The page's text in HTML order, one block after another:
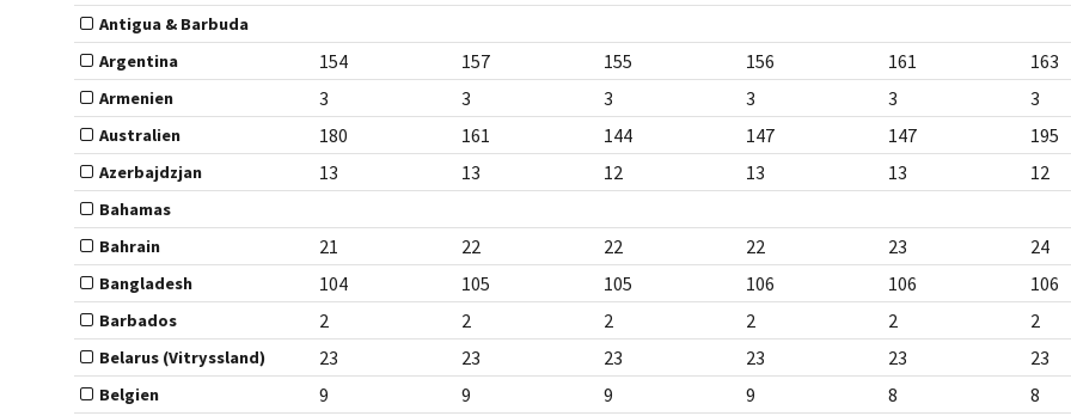
Antigua & Barbuda
Argentina
154 157 155 156 161 163
Armenien 3 3 3 3 3 3
Australien 180 161 144 147 147 195
Azerbajdzjan 13 13 12 13 13 12
Bahamas
Bahrain
21 22 22 22 23 24
Bangladesh 104 105 105 106 106 106
Barbados 2 2 2 2 2 2
Belarus (Vitryssland) 23 23 23 23 23 23
Belgien 9 9 9 9 8 8